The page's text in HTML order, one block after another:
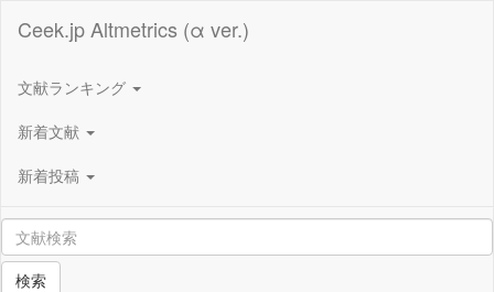
Ceek.jp Altmetrics (α ver.)
文献ランキング
新着文献
新着投稿
検索